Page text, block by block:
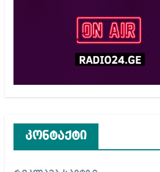
კონტაქტი